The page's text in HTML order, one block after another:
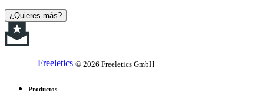
¿Quieres más?
Freeletics © 2026 Freeletics GmbH
Productos